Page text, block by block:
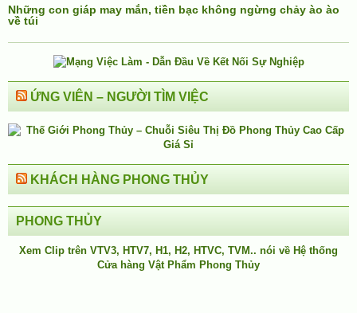
Những con giáp may mắn, tiền bạc không ngừng chảy ào ào
về túi
ỨNG VIÊN – NGƯỜI TÌM VIỆC
KHÁCH HÀNG PHONG THỦY
PHONG THỦY
Xem Clip trên VTV3, HTV7, H1, H2, HTVC, TVM.. nói về Hệ thống
Cửa hàng Vật Phẩm Phong Thủy